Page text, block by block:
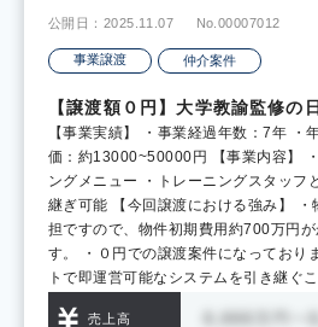
公開日：2025.11.07 No.00007012
事業譲渡 仲介案件
【譲渡額０円】大学教諭監修の
【事業実績】 ・事業経過年数：7年 ・
価：約13000~50000円 【事業内容】
ングメニュー ・トレーニングスタッフ
継ぎ可能 【今回譲渡における強み】 ・
担ですので、物件初期費用約700万円
す。 ・０円での譲渡案件になっており
トで即運営可能なシステムを引き継ぐ
売上高